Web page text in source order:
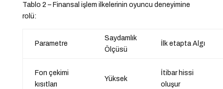
Tablo 2 – Finansal işlem ilkelerinin oyuncu deneyimine
rolü:
Parametre
Saydamlık
Ölçüsü
İlk etapta Algı
Fon çekimi
kısıtları
Yüksek
İtibar hissi
oluşur